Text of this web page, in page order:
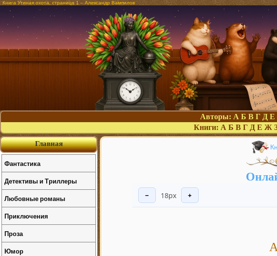
Книга Утиная охота, страница 1 – Александр Вампилов
Авторы: А Б В Г Д Е
Книги: А Б В Г Д Е Ж
− 18px +
Главная
Фантастика
Детективы и Триллеры
Любовные романы
Приключения
Проза
Юмор